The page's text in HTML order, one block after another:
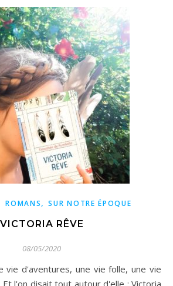
ROMANS,SUR NOTRE ÉPOQUE
VICTORIA RÊVE
08/05/2020
l'on disait tout autour d'elle : Victoria